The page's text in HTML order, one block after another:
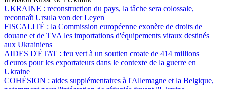
UKRAINE : reconstruction du pays, la tâche sera colossale,
reconnaît Ursula von der Leyen
FISCALITÉ : la Commission européenne exonère de droits de
douane et de TVA les importations d'équipements vitaux destinés
aux Ukrainiens
AIDES D'ÉTAT : feu vert à un soutien croate de 414 millions
d'euros pour les exportateurs dans le contexte de la guerre en
Ukraine
COHÉSION : aides supplémentaires à l'Allemagne et la Belgique,